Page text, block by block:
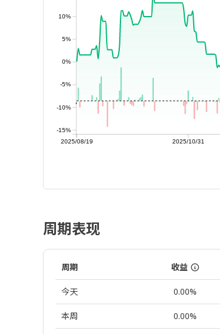
-15%
-10%
-5%
0%
5%
10%
2025/08/19 2025/10/31
周期表现
周期 收益
今天 0.00%
本周 0.00%